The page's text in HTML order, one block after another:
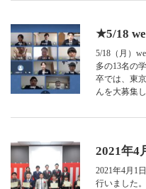
★5/18
5/18（月）
多の13名の
卒では、東
んを大募集
2021年
2021年4月1
行いました